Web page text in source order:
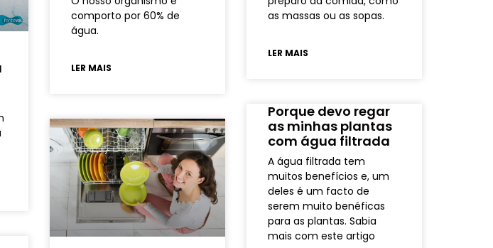
comporto por 60% de
água.
LER MAIS
as massas ou as sopas.
LER MAIS
Porque devo regar
as minhas plantas
com água filtrada
A água filtrada tem
muitos benefícios e, um
deles é um facto de
serem muito benéficas
para as plantas. Sabia
mais com este artigo